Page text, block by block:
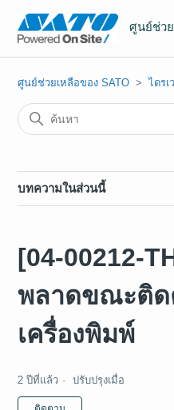
ศูนย์ช่วย
ศูนย์ช่วยเหลือของ SATO ไดรเ
บทความในส่วนนี้
[04-00212-
พลาดขณะติด
เครื่องพิมพ์
2 ปีที่แล้ว ปรับปรุงเมื่อ